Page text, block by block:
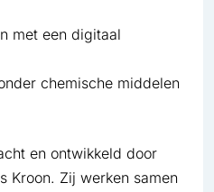
met een digitaal
chemische middelen
en ontwikkeld door
Kroon. Zij werken samen